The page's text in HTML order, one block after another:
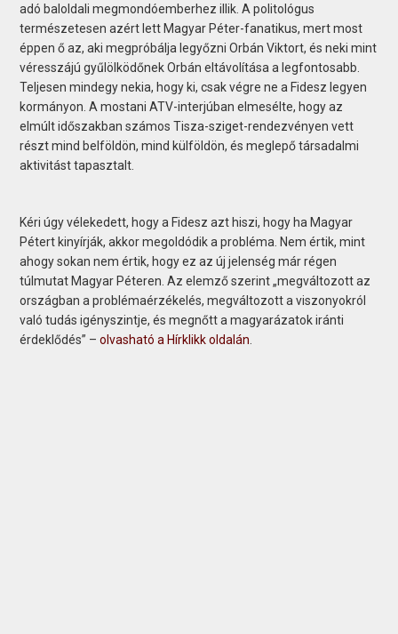
adó baloldali megmondóemberhez illik. A politológus
természetesen azért lett Magyar Péter-fanatikus, mert most
éppen ő az, aki megpróbálja legyőzni Orbán Viktort, és neki mint
véresszájú gyűlölködőnek Orbán eltávolítása a legfontosabb.
Teljesen mindegy nekia, hogy ki, csak végre ne a Fidesz legyen
kormányon. A mostani ATV-interjúban elmesélte, hogy az
elmúlt időszakban számos Tisza-sziget-rendezvényen vett
részt mind belföldön, mind külföldön, és meglepő társadalmi
aktivitást tapasztalt.
Kéri úgy vélekedett, hogy a Fidesz azt hiszi, hogy ha Magyar
Pétert kinyírják, akkor megoldódik a probléma. Nem értik, mint
ahogy sokan nem értik, hogy ez az új jelenség már régen
túlmutat Magyar Péteren. Az elemző szerint „megváltozott az
országban a problémaérzékelés, megváltozott a viszonyokról
való tudás igényszintje, és megnőtt a magyarázatok iránti
érdeklődés” –olvasható a Hírklikk oldalán